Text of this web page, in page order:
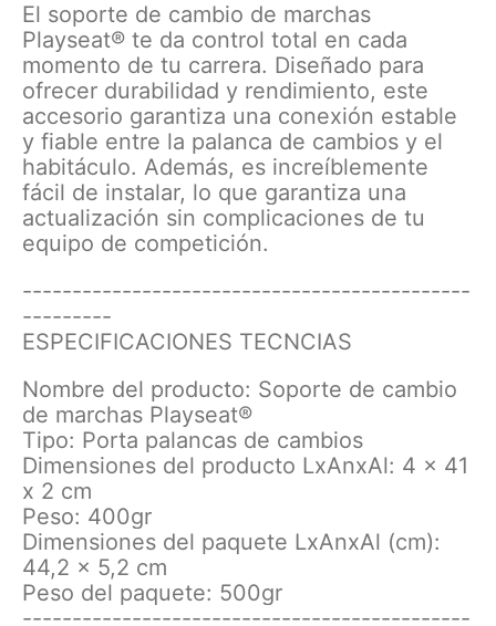
El soporte de cambio de marchas
Playseat® te da control total en cada
momento de tu carrera. Diseñado para
ofrecer durabilidad y rendimiento, este
accesorio garantiza una conexión estable
y fiable entre la palanca de cambios y el
habitáculo. Además, es increíblemente
fácil de instalar, lo que garantiza una
actualización sin complicaciones de tu
equipo de competición.
---------------------------------------------
---------
ESPECIFICACIONES TECNCIAS
Nombre del producto: Soporte de cambio
de marchas Playseat®
Tipo: Porta palancas de cambios
Dimensiones del producto LxAnxAl: 4 x 41
x 2 cm
Peso: 400gr
Dimensiones del paquete LxAnxAl (cm):
44,2 x 5,2 cm
Peso del paquete: 500gr
---------------------------------------------